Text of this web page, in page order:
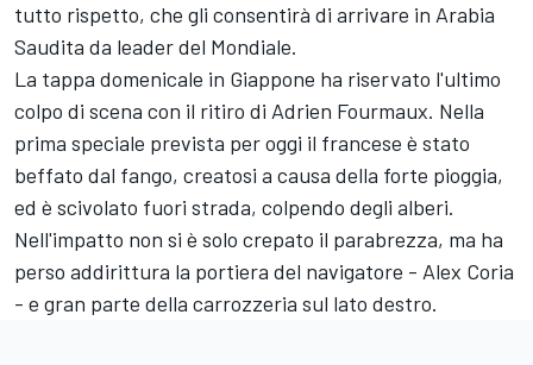
tutto rispetto, che gli consentirà di arrivare in Arabia
Saudita da leader del Mondiale.
La tappa domenicale in Giappone ha riservato l'ultimo
colpo di scena con il ritiro di Adrien Fourmaux. Nella
prima speciale prevista per oggi il francese è stato
beffato dal fango, creatosi a causa della forte pioggia,
ed è scivolato fuori strada, colpendo degli alberi.
Nell'impatto non si è solo crepato il parabrezza, ma ha
perso addirittura la portiera del navigatore - Alex Coria
- e gran parte della carrozzeria sul lato destro.